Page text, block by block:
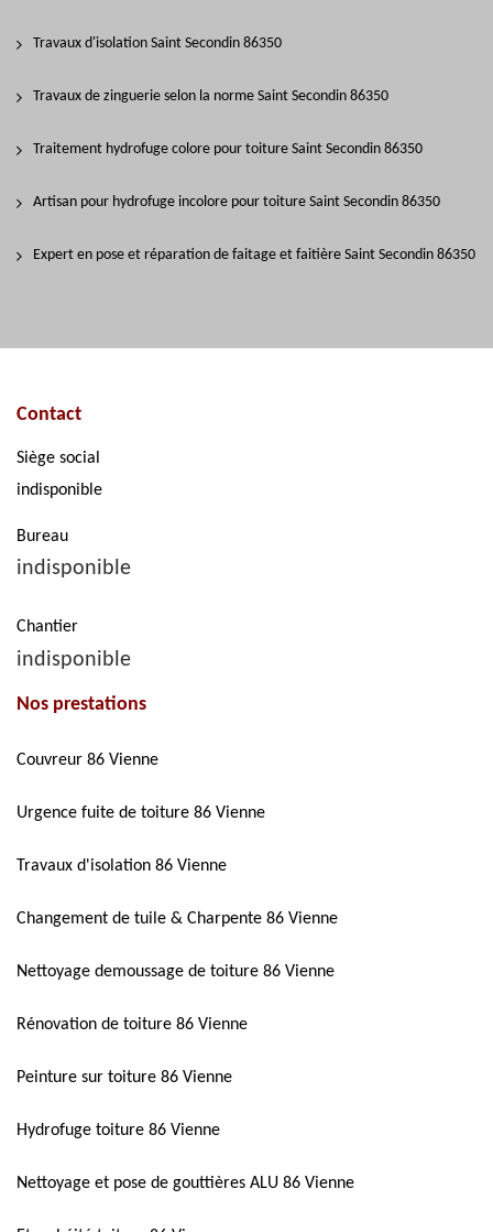
Travaux d'isolation Saint Secondin 86350
Travaux de zinguerie selon la norme Saint Secondin 86350
Traitement hydrofuge colore pour toiture Saint Secondin 86350
Artisan pour hydrofuge incolore pour toiture Saint Secondin 86350
Expert en pose et réparation de faitage et faitière Saint Secondin 86350
Contact
Siège social
indisponible
Bureau
indisponible
Chantier
indisponible
Nos prestations
Couvreur 86 Vienne
Urgence fuite de toiture 86 Vienne
Travaux d'isolation 86 Vienne
Changement de tuile & Charpente 86 Vienne
Nettoyage demoussage de toiture 86 Vienne
Rénovation de toiture 86 Vienne
Peinture sur toiture 86 Vienne
Hydrofuge toiture 86 Vienne
Nettoyage et pose de gouttières ALU 86 Vienne